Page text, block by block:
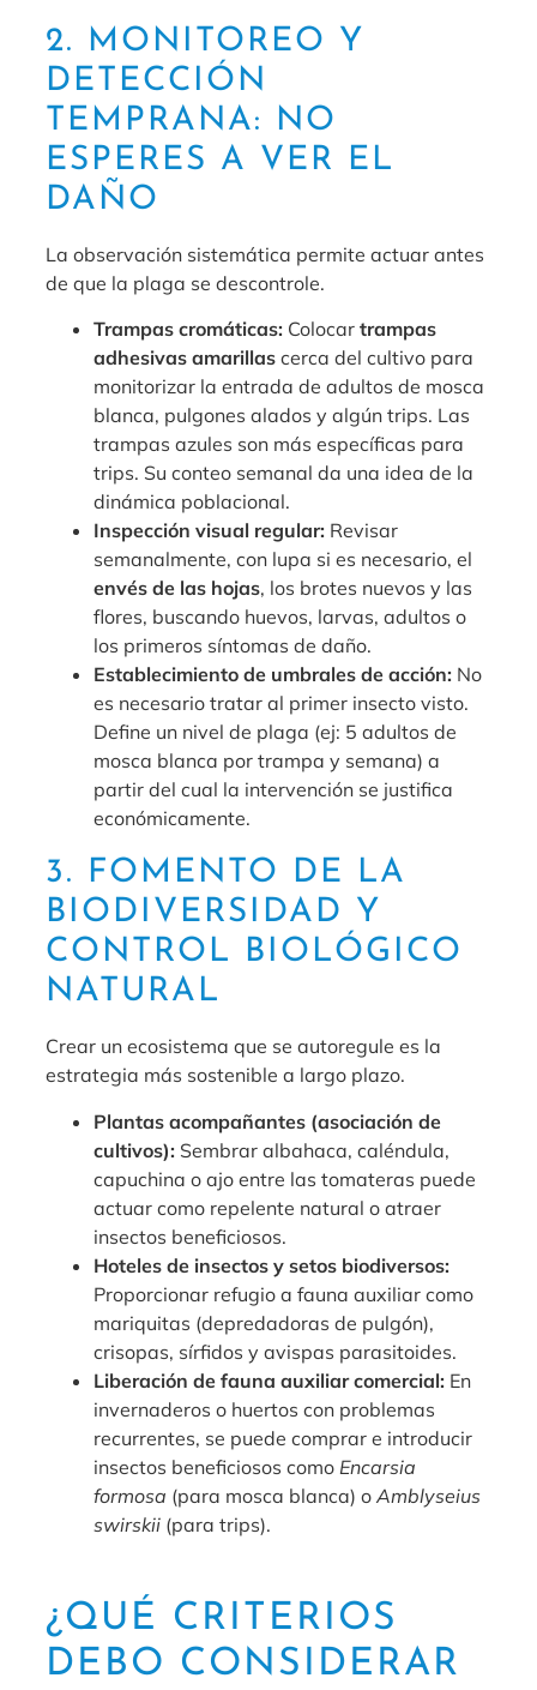
2. MONITOREO Y
DETECCIÓN
TEMPRANA: NO
ESPERES A VER EL
DAÑO
La observación sistemática permite actuar antes
de que la plaga se descontrole.
Trampas cromáticas: Colocar trampas
adhesivas amarillascerca del cultivo para
monitorizar la entrada de adultos de mosca
blanca, pulgones alados y algún trips. Las
trampas azules son más específicas para
trips. Su conteo semanal da una idea de la
dinámica poblacional.
Inspección visual regular: Revisar
semanalmente, con lupa si es necesario, el
envés de las hojas, los brotes nuevos y las
flores, buscando huevos, larvas, adultos o
los primeros síntomas de daño.
Establecimiento de umbrales de acción: No
es necesario tratar al primer insecto visto.
Define un nivel de plaga (ej: 5 adultos de
mosca blanca por trampa y semana) a
partir del cual la intervención se justifica
económicamente.
3. FOMENTO DE LA
BIODIVERSIDAD Y
CONTROL BIOLÓGICO
NATURAL
Crear un ecosistema que se autoregule es la
estrategia más sostenible a largo plazo.
Plantas acompañantes (asociación de
cultivos): Sembrar albahaca, caléndula,
capuchina o ajo entre las tomateras puede
actuar como repelente natural o atraer
insectos beneficiosos.
Hoteles de insectos y setos biodiversos:
Proporcionar refugio a fauna auxiliar como
mariquitas (depredadoras de pulgón),
crisopas, sírfidos y avispas parasitoides.
Liberación de fauna auxiliar comercial: En
invernaderos o huertos con problemas
recurrentes, se puede comprar e introducir
insectos beneficiosos como Encarsia
formosa (para mosca blanca) o Amblyseius
swirskii(para trips).
¿QUÉ CRITERIOS
DEBO CONSIDERAR